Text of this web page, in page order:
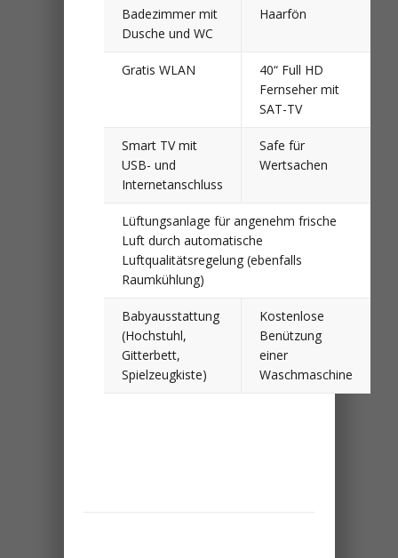
Badezimmer mit
Dusche und WC
Haarfön
Gratis WLAN
40“ Full HD
Fernseher mit
SAT-TV
Smart TV mit
USB- und
Internetanschluss
Safe für
Wertsachen
Lüftungsanlage für angenehm frische
Luft durch automatische
Luftqualitätsregelung (ebenfalls
Raumkühlung)
Babyausstattung
(Hochstuhl,
Gitterbett,
Spielzeugkiste)
Kostenlose
Benützung
einer
Waschmaschine